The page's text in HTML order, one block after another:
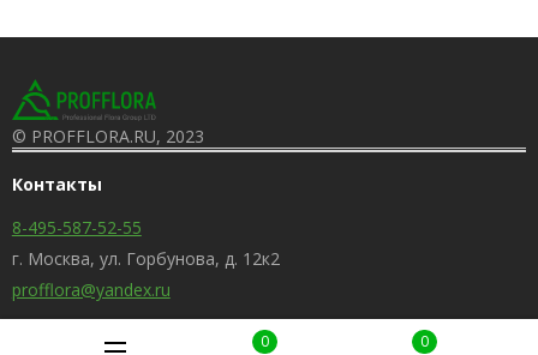
© PROFFLORA.RU, 2023
Контакты
8-495-587-52-55
г. Москва, ул. Горбунова, д. 12к2
profflora@yandex.ru
0 0